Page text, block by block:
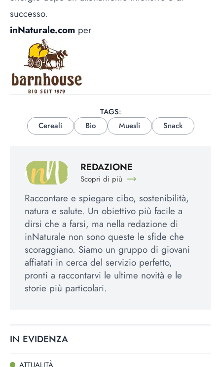
successo.
inNaturale.com per
TAGS:
Cereali
Bio Muesli Snack
REDAZIONE
Scopri di più
Raccontare e spiegare cibo, sostenibilità,
natura e salute. Un obiettivo più facile a
dirsi che a farsi, ma nella redazione di
inNaturale non sono queste le sfide che
scoraggiano. Siamo un gruppo di giovani
affiatati in cerca del servizio perfetto,
pronti a raccontarvi le ultime novità e le
storie più particolari.
IN EVIDENZA